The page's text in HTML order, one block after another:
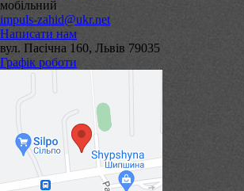
мобільний
impuls-zahid@ukr.net
Написати нам
вул. Пасічна 160, Львів 79035
Графік роботи